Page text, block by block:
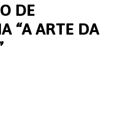
DE